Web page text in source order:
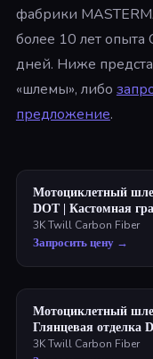
фабрики
более 10 лет опыта
дней. Ниже
«шлемы», либо
предложение.
Мотоциклетный
DOT | Кастомная
3K Twill Carbon Fiber
Запросить цену→
Мотоциклетный
Глянцевая отделка
3K Twill Carbon Fiber